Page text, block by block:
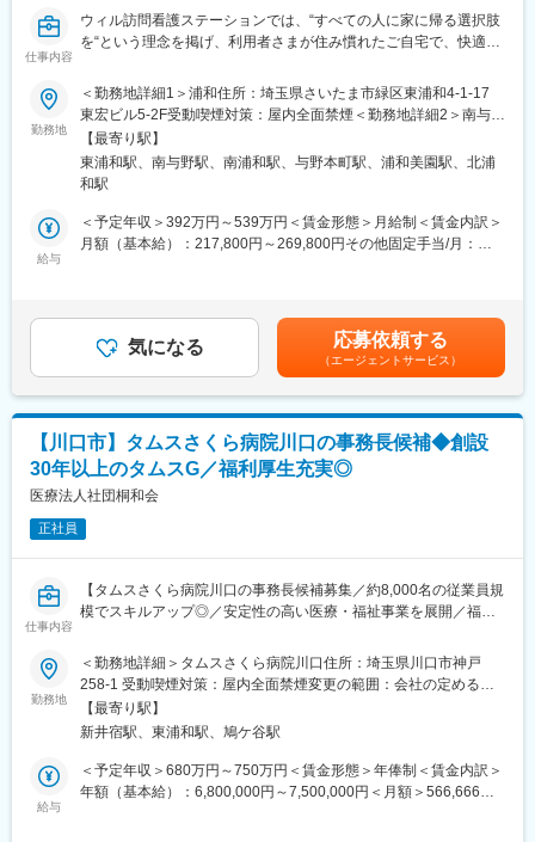
補として、ご活躍いただくことを期待しています。
■当法人の概要：
っています。しかし一方で外来、検査部門・事務部門がしっかり
していて初めて、地域の方々が安心できる医療を提供できること
を知っています。現在の明医研の医療に触れれば、医療に傾ける
明医研の情熱を感じてもらえるように職員一同で日々努めていま
す。
変更の範囲：会社の定める業務
仕事内容
ウィル訪問看護ステーションでは、“すべての人に家に帰る選択肢
を“という理念を掲げ、利用者さまが住み慣れたご自宅で、快適に
感していただける方、ぜひ一緒に施設を作り上げていきましょ
う！
■業務内容：
自宅で生活をされるご利用者様への訪問リハビリ業務をお願いし
ます。
・訪問件数の目安：4～5件/日
・社内カンファレンス：週1回・お昼に1時間
・各種の連絡調整や担当者会議等への参加
・訪問の記録、各種書類の作成（電子カルテ使用）
＊疾患や症例の傾向：慢性期の方から、終末期、難病、小児、精
神科等、幅広くお受けしています。
＊入職後、3ヶ月を目安とした同行訪問を実施します。
■各種手当：
・住宅手当（近隣手当）：10,000円※勤務拠点から直線距離6km圏
内に居住する場合
・108手当：15,000円※月の公休日数10日を→9日に希望した場合
・土日出勤手当：4,000円（月4回想定）
・時間効率手当：2,000円※拠点稼働率が40％超の場合、当該拠点
・医療保険割引手当：2,000円※拠点の医療保険割合が70％を超え
た場合、その拠点所属の従業員へ支給
・サンキュー手当：240,000円※3ヶ月平均月間訪問件数110件以
上、四半期全て達成した場合
■ WyLの強み・働きやすさ
1. 充実したお休み・柔軟な働き方
勤務地
＜勤務地詳細1＞浦和住所：埼玉県さいたま市緑区東浦和4-1-17
東宏ビル5-2F受動喫煙対策：屋内全面禁煙＜勤務地詳細2＞南与野
住所：埼玉県さいたま市中央区鈴谷２丁目６２１－６ 勤務地最寄
駅：ＪＲ埼京線線／ 南与野駅受動喫煙対策：屋内全面禁煙変更の
範囲：会社の定める事業所
【最寄り駅】
東浦和駅、南与野駅、南浦和駅、与野本町駅、浦和美園駅、北浦
和駅
給与
＜予定年収＞392万円～539万円＜賃金形態＞月給制＜賃金内訳＞
月額（基本給）：217,800円～269,800円その他固定手当/月：
無＞有＜残業手当＞有＜給与補足＞・PTOTST手当：25,000円・
賞与 年2回 ※業績による・昇給 年1回 ※試用期間は対象外※給与は
経験等考慮の上、社内規定に則って確定します。賃金はあくまで
も目安の金額であり、選考を通じて上下する可能性があります。
月給(月額)は固定手当を含めた表記です。
気になる 応募依頼する
（エージェントサービス）
【川口市】タムスさくら病院川口の事務長候補◆創設
30年以上のタムスG／福利厚生充実◎
医療法人社団桐和会
正社員
仕事内容
【タムスさくら病院川口の事務長候補募集／約8,000名の従業員規
模でスキルアップ◎／安定性の高い医療・福祉事業を展開／福利
【業務内容】
タムスグループのタムスさくら病院川口にて、事務長候補を募集
します。
事務長候補として病院長を補佐し病院運営業務に従事していただ
きます。
勤務地
＜勤務地詳細＞タムスさくら病院川口住所：埼玉県川口市神戸
258-1 受動喫煙対策：屋内全面禁煙変更の範囲：会社の定める事
業所
【最寄り駅】
新井宿駅、東浦和駅、鳩ケ谷駅
給与
＜予定年収＞680万円～750万円＜賃金形態＞年俸制＜賃金内訳＞
年額（基本給）：6,800,000円～7,500,000円＜月額＞566,666円